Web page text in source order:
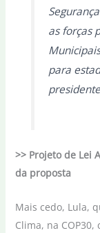
as forças
para
>> Projeto de Lei
da proposta
Mais cedo, Lula,
Clima, na